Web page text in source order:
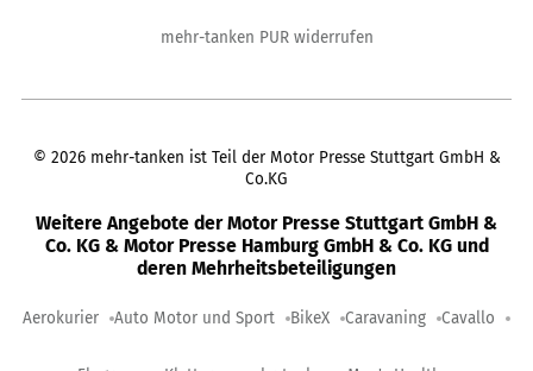
mehr-tanken PUR widerrufen
© 2026 mehr-tanken ist Teil der Motor Presse Stuttgart GmbH &
Co.KG
Weitere Angebote der Motor Presse Stuttgart GmbH &
Co. KG & Motor Presse Hamburg GmbH & Co. KG und
deren Mehrheitsbeteiligungen
Aerokurier Auto Motor und Sport BikeX Caravaning Cavallo